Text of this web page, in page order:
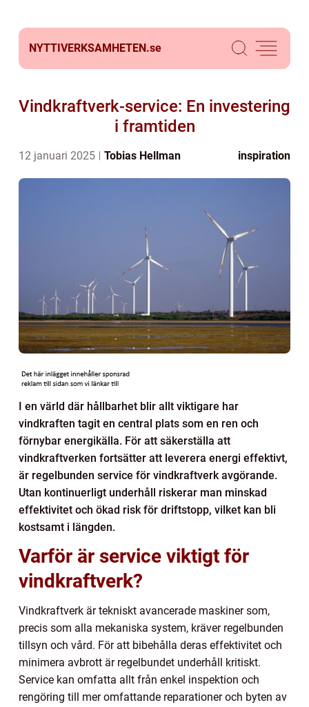
NYTTIVERKSAMHETEN.se
Vindkraftverk-service: En investering
i framtiden
12 januari 2025 Tobias Hellman inspiration
I en värld där hållbarhet blir allt viktigare har
vindkraften tagit en central plats som en ren och
förnybar energikälla. För att säkerställa att
vindkraftverken fortsätter att leverera energi effektivt,
är regelbunden service för vindkraftverk avgörande.
Utan kontinuerligt underhåll riskerar man minskad
effektivitet och ökad risk för driftstopp, vilket kan bli
kostsamt i längden.
Varför är service viktigt för
vindkraftverk?
Vindkraftverk är tekniskt avancerade maskiner som,
precis som alla mekaniska system, kräver regelbunden
tillsyn och vård. För att bibehålla deras effektivitet och
minimera avbrott är regelbundet underhåll kritiskt.
Service kan omfatta allt från enkel inspektion och
rengöring till mer omfattande reparationer och byten av